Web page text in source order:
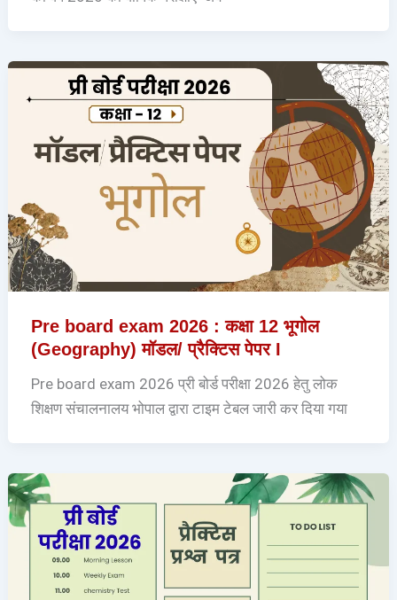
Pre board exam 2026 : कक्षा 12 भूगोल
(Geography) मॉडल/ प्रैक्टिस पेपर I
Pre board exam 2026 प्री बोर्ड परीक्षा 2026 हेतु लोक
शिक्षण संचालनालय भोपाल द्वारा टाइम टेबल जारी कर दिया गया